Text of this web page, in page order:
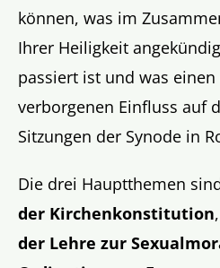
können, was im
Ihrer Heiligkeit
passiert ist und was
verborgenen Einfluss auf
Sitzungen der Synode in
Die drei Hauptthemen
der Kirchenkonstitution
der Lehre zur